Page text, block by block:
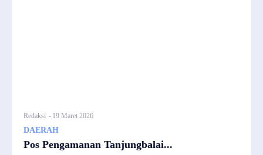
Redaksi - 19 Maret 2026
DAERAH
Pos Pengamanan Tanjungbalai...